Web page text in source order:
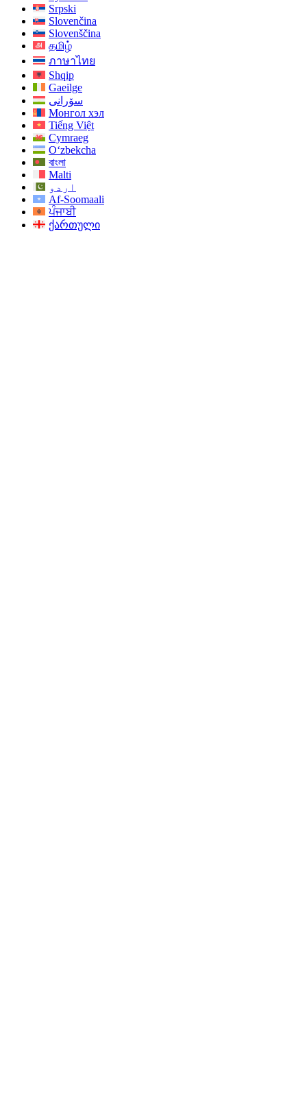
Srpski
Slovenčina
Slovenščina
தமிழ்
ภาษาไทย
Shqip
Gaeilge
سۆرانی
Монгол хэл
Tiếng Việt
Cymraeg
O‘zbekcha
বাংলা
Malti
اردو
Af-Soomaali
ਪੰਜਾਬੀ
ქართული